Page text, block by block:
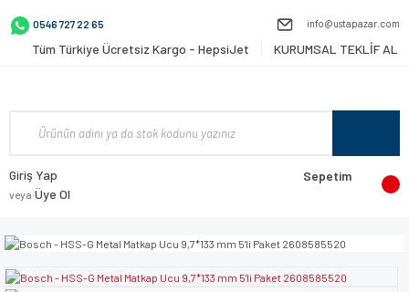
0546 727 22 65 info@ustapazar.com
Tüm Türkiye Ücretsiz Kargo - HepsiJet KURUMSAL TEKLİF AL
Giriş Yap
veya Üye Ol
Sepetim